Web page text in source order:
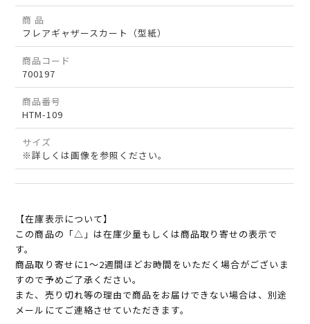
商 品
フレアギャザースカート（型紙）
商品コード
700197
商品番号
HTM-109
サイズ
※詳しくは画像を参照ください。
【在庫表示について】
この商品の「△」は在庫少量もしくは商品取り寄せの表示で
す。
商品取り寄せに1～2週間ほどお時間をいただく場合がございま
すので予めご了承ください。
また、売り切れ等の理由で商品をお届けできない場合は、別途
メールにてご連絡させていただきます。